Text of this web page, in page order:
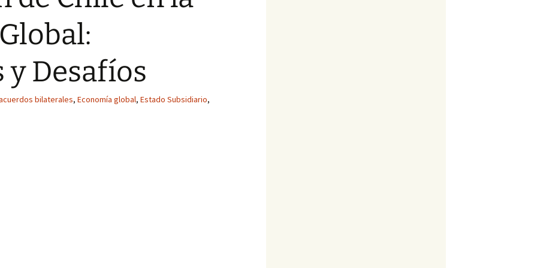
y Desafíos
bilaterales, Economía global, Estado Subsidiario,